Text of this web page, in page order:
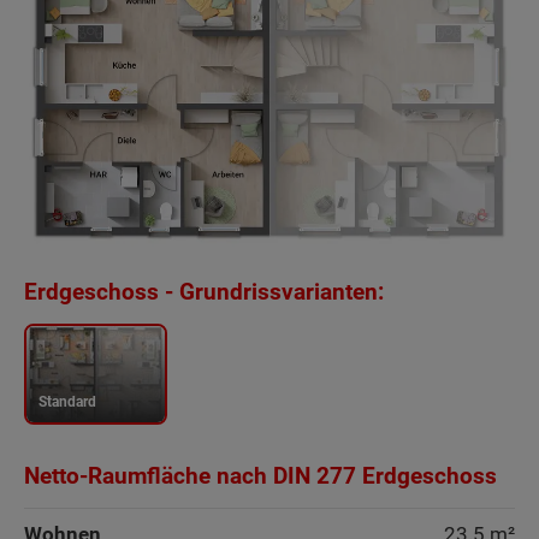
Erdgeschoss - Grundrissvarianten:
Standard
Netto-Raumfläche nach DIN 277 Erdgeschoss